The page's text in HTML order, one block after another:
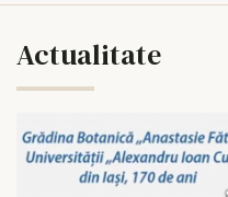
Actualitate